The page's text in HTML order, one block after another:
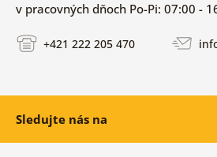
v pracovných dňoch Po-Pi: 07:00 -
+421 222 205 470
Sledujte nás na